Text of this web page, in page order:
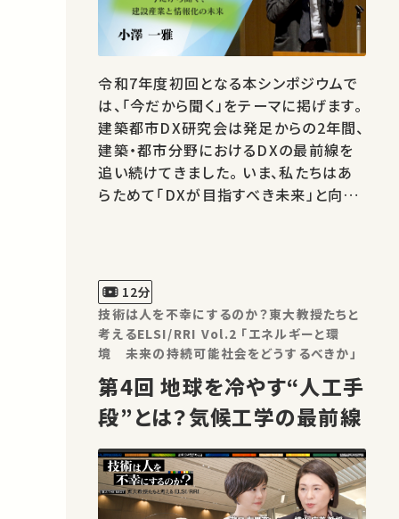
令和7年度初回となる本シンポジウムで
は、「今だから聞く」をテーマに掲げます。
建築都市DX研究会は発足からの2年間、
建築・都市分野におけるDXの最前線を
追い続けてきました。 いま、私たちはあ
らためて「DXが目指すべき未来」と向き
DX研究会では、その推進力となる「産学
連携」に焦点を当てたシンポジウムを…
12分
技術は人を不幸にするのか？東大教授たちと
考えるELSI/RRI Vol.2 「エネルギーと環
境 未来の持続可能社会をどうするべきか」
第4回 地球を冷やす“人工手
段”とは？気候工学の最前線